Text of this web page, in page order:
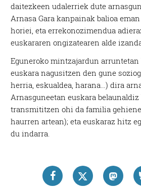
daitezkeen udalerriek dute
Arnasa Gara kanpainak balioa
horiei, eta errekonozimendua
euskararen ongizatearen alde
Eguneroko mintzajardun arruntetan
euskara nagusitzen den gune
herria, eskualdea, harana…) dira
Arnasguneetan euskara belaunaldiz
transmititzen ohi da familia
haurren artean); eta euskaraz hitz
du indarra.